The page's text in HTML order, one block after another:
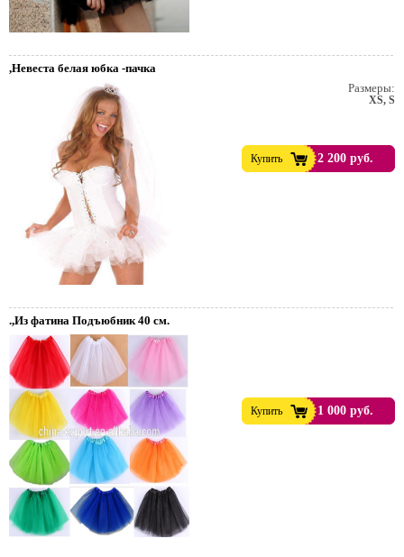
,Невеста белая юбка -пачка
Размеры:
XS, S
Купить 2 200 руб.
.,Из фатина Подъюбник 40 см.
Купить 1 000 руб.